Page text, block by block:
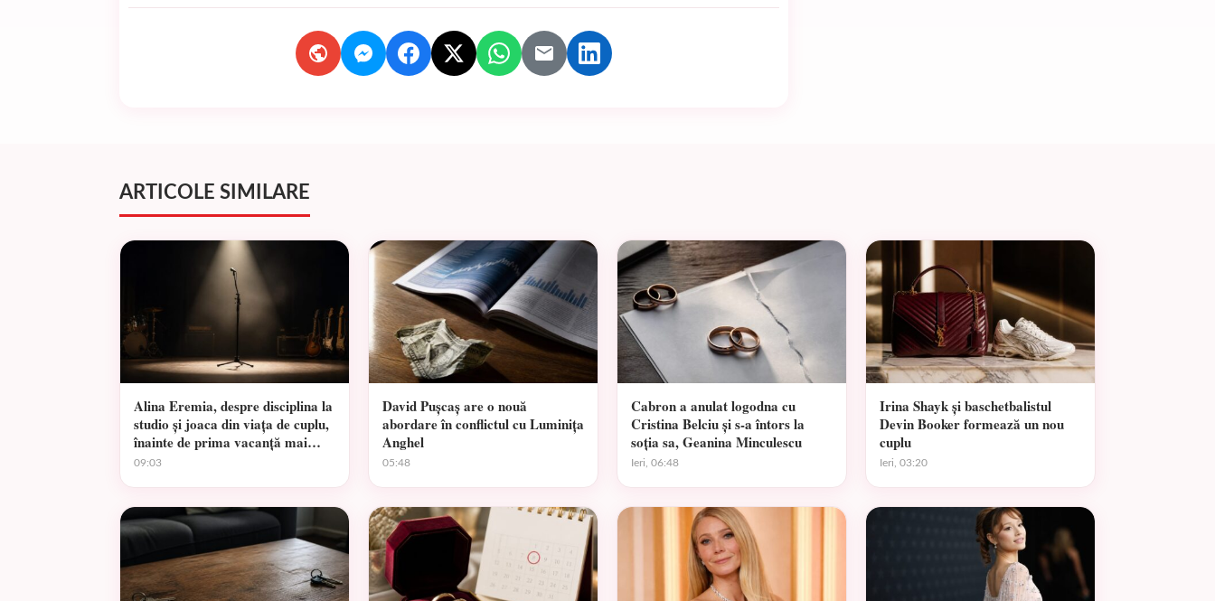
ARTICOLE SIMILARE
Alina Eremia, despre disciplina la
studio și joaca din viața de cuplu,
înainte de prima vacanță mai
lungă
09:03
David Pușcaș are o nouă
abordare în conflictul cu Luminița
Anghel
05:48
Cabron a anulat logodna cu
Cristina Belciu și s-a întors la
soția sa, Geanina Minculescu
Ieri, 06:48
Irina Shayk și baschetbalistul
Devin Booker formează un nou
cuplu
Ieri, 03:20